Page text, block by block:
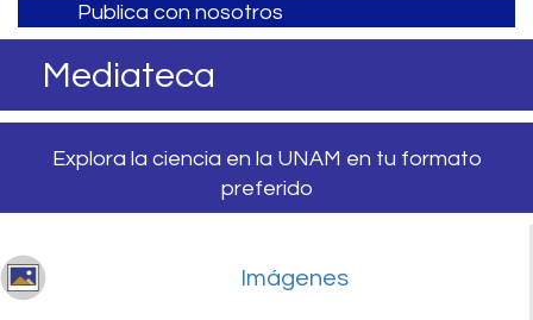
Publica con nosotros
Mediateca
Explora la ciencia en la UNAM en tu formato
preferido
Imágenes